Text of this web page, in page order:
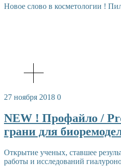
Новое слово в косметологии !
27 ноября 2018 0
NEW ! Профайло /
грани для
Открытие ученых, ставшее
работы и исследований